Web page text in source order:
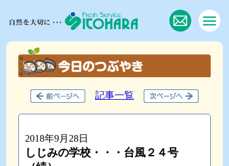
記事一覧
2018年9月28日
しじみの学校・・・台風２４号